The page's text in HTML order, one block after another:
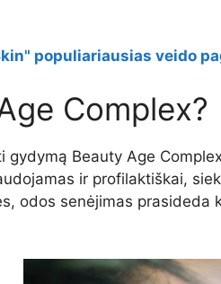
populiariausias veido
Complex?
gydymą Beauty Age
ir profilaktiškai,
odos senėjimas